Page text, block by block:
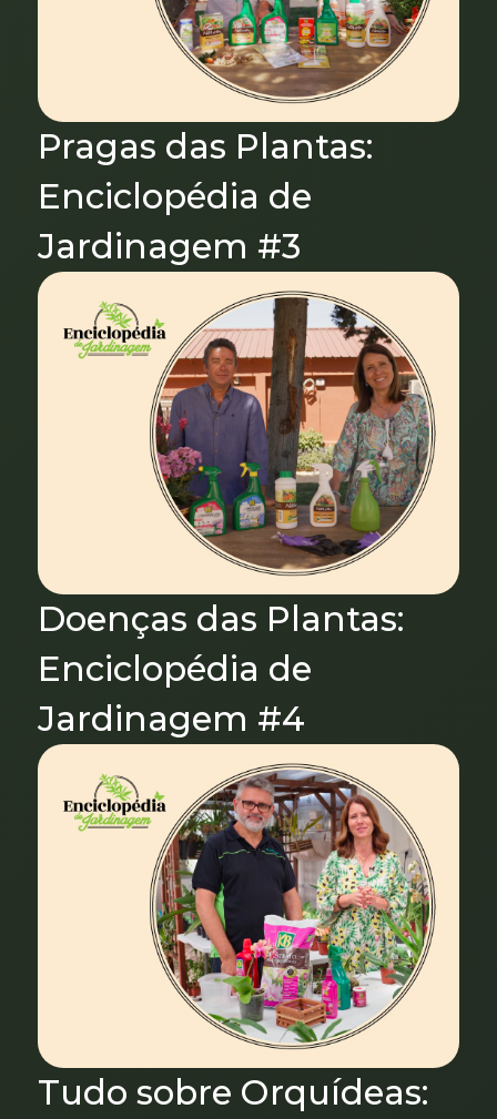
Pragas das Plantas:
Enciclopédia de
Jardinagem #3
Doenças das Plantas:
Enciclopédia de
Jardinagem #4
Tudo sobre Orquídeas: